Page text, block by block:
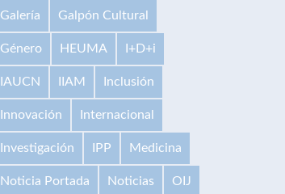
Galería Galpón Cultural
Género HEUMA I+D+i
IAUCN IIAM Inclusión
Innovación Internacional
Investigación IPP Medicina
Noticia Portada Noticias OIJ